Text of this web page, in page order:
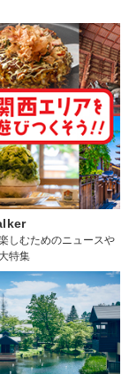
しむためのニュースや
特集